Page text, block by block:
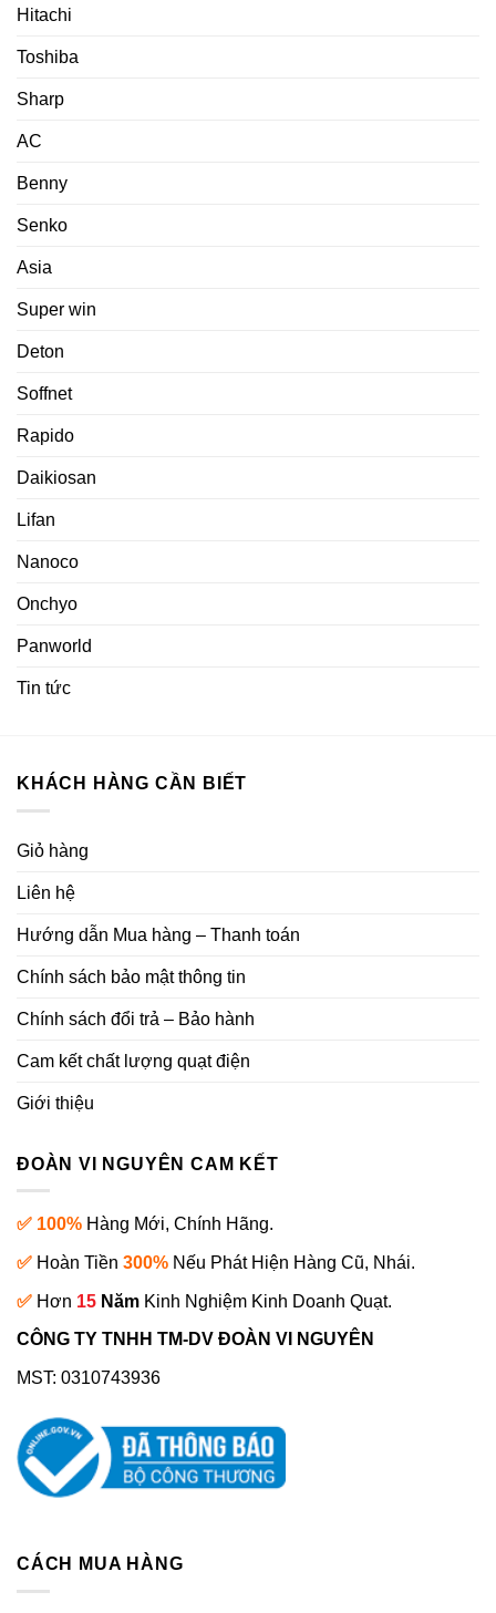
Hitachi
Toshiba
Sharp
AC
Benny
Senko
Asia
Super win
Deton
Soffnet
Rapido
Daikiosan
Lifan
Nanoco
Onchyo
Panworld
Tin tức
KHÁCH HÀNG CẦN BIẾT
Giỏ hàng
Liên hệ
Hướng dẫn Mua hàng – Thanh toán
Chính sách bảo mật thông tin
Chính sách đổi trả – Bảo hành
Cam kết chất lượng quạt điện
Giới thiệu
ĐOÀN VI NGUYÊN CAM KẾT
✅ 100% Hàng Mới, Chính Hãng.
✅ Hoàn Tiền 300% Nếu Phát Hiện Hàng Cũ, Nhái.
✅ Hơn 15 Năm Kinh Nghiệm Kinh Doanh Quạt.
CÔNG TY TNHH TM-DV ĐOÀN VI NGUYÊN
MST: 0310743936
CÁCH MUA HÀNG